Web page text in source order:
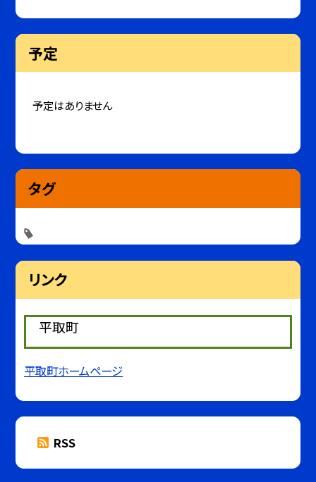
予定
予定はありません
タグ
リンク
平取町
平取町ホームページ
RSS